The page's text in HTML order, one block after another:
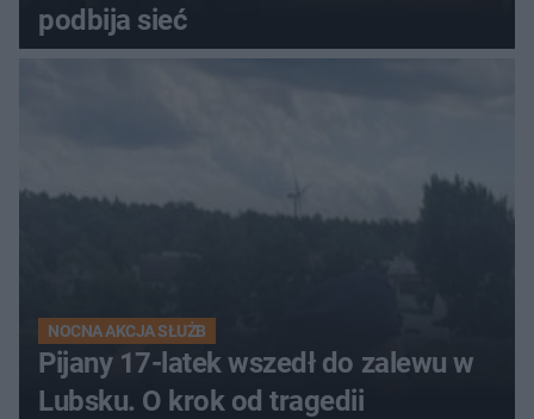
podbija sieć
NOCNA AKCJA SŁUŻB
Pijany 17-latek wszedł do zalewu w
Lubsku. O krok od tragedii